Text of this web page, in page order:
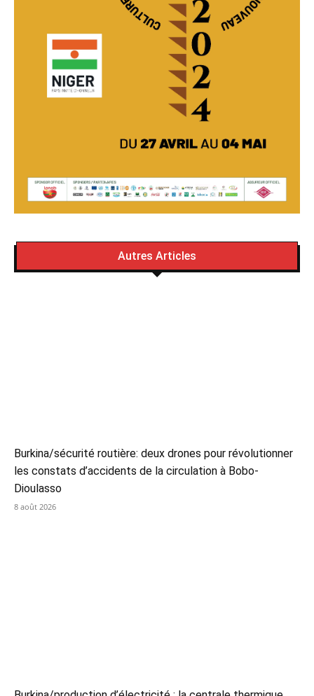
Autres Articles
Burkina/sécurité routière: deux drones pour révolutionner
les constats d’accidents de la circulation à Bobo-
Dioulasso
8 août 2026